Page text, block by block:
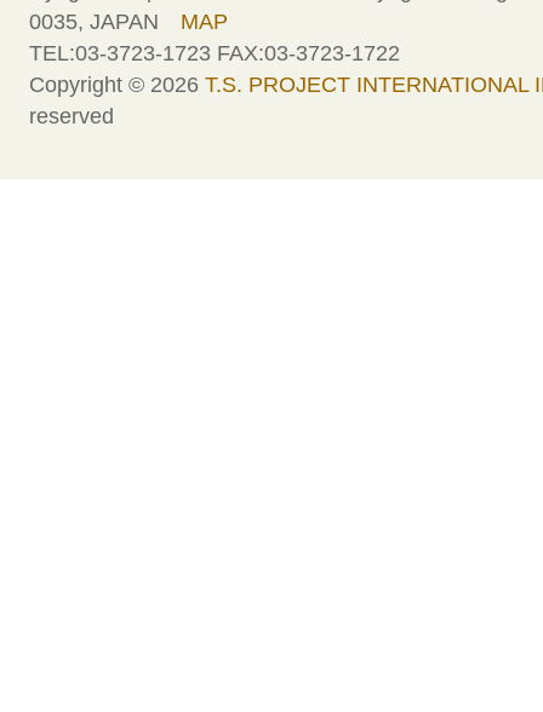
0035, JAPAN MAP
TEL:03-3723-1723 FAX:03-3723-1722
Copyright © 2026 T.S. PROJECT INTERNATIONAL
reserved